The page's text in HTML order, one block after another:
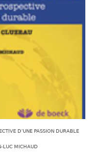
D’UNE PASSION DURABLE
LUC MICHAUD